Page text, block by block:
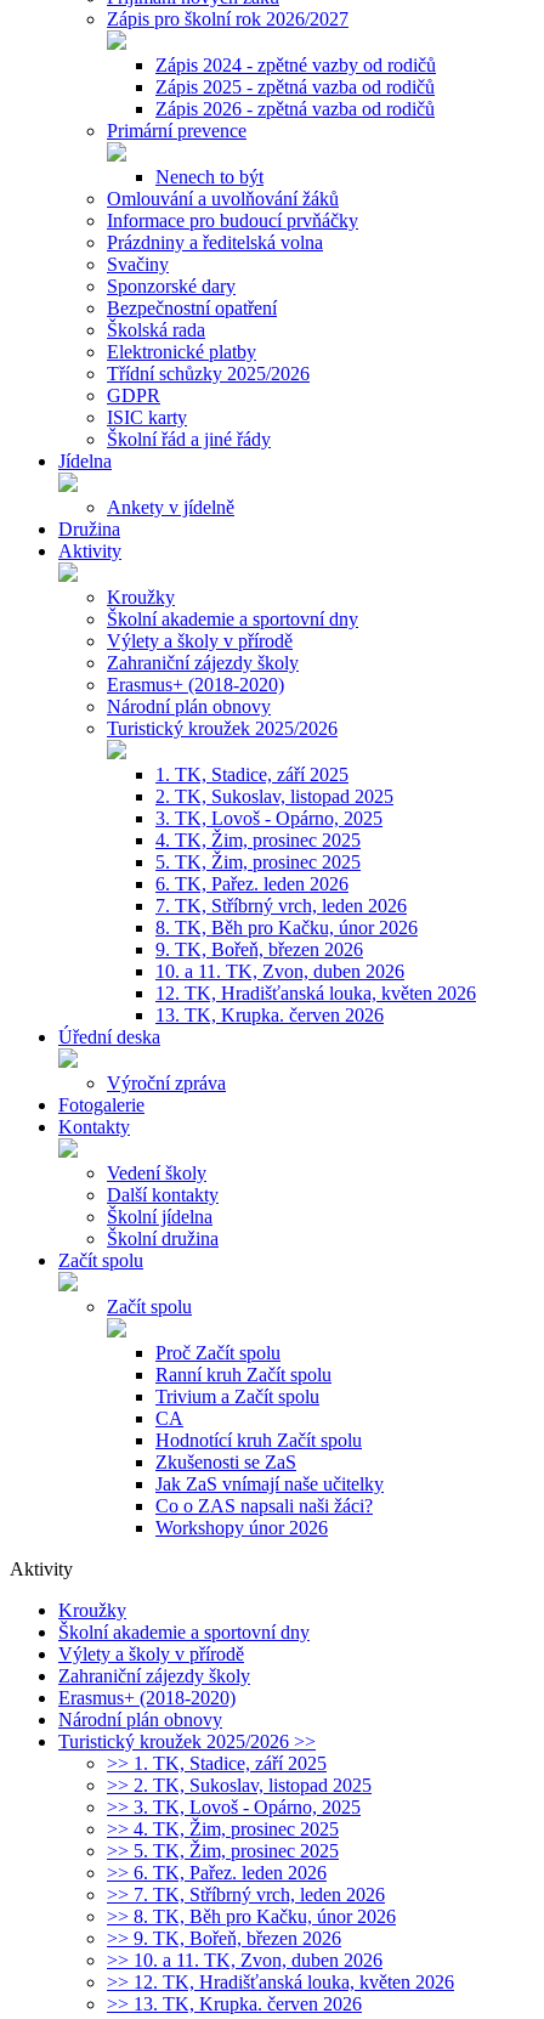
Zápis pro školní rok 2026/2027
Zápis 2024 - zpětné vazby od rodičů
Zápis 2025 - zpětná vazba od rodičů
Zápis 2026 - zpětná vazba od rodičů
Primární prevence
Nenech to být
Omlouvání a uvolňování žáků
Informace pro budoucí prvňáčky
Prázdniny a ředitelská volna
Svačiny
Sponzorské dary
Bezpečnostní opatření
Školská rada
Elektronické platby
Třídní schůzky 2025/2026
GDPR
ISIC karty
Školní řád a jiné řády
Jídelna
Ankety v jídelně
Družina
Aktivity
Kroužky
Školní akademie a sportovní dny
Výlety a školy v přírodě
Zahraniční zájezdy školy
Erasmus+ (2018-2020)
Národní plán obnovy
Turistický kroužek 2025/2026
1. TK, Stadice, září 2025
2. TK, Sukoslav, listopad 2025
3. TK, Lovoš - Opárno, 2025
4. TK, Žim, prosinec 2025
5. TK, Žim, prosinec 2025
6. TK, Pařez. leden 2026
7. TK, Stříbrný vrch, leden 2026
8. TK, Běh pro Kačku, únor 2026
9. TK, Bořeň, březen 2026
10. a 11. TK, Zvon, duben 2026
12. TK, Hradišťanská louka, květen 2026
13. TK, Krupka. červen 2026
Úřední deska
Výroční zpráva
Fotogalerie
Kontakty
Vedení školy
Další kontakty
Školní jídelna
Školní družina
Začít spolu
Začít spolu
Proč Začít spolu
Ranní kruh Začít spolu
Trivium a Začít spolu
CA
Hodnotící kruh Začít spolu
Zkušenosti se ZaS
Jak ZaS vnímají naše učitelky
Co o ZAS napsali naši žáci?
Workshopy únor 2026
Aktivity
Kroužky
Školní akademie a sportovní dny
Výlety a školy v přírodě
Zahraniční zájezdy školy
Erasmus+ (2018-2020)
Národní plán obnovy
Turistický kroužek 2025/2026 >>
>> 1. TK, Stadice, září 2025
>> 2. TK, Sukoslav, listopad 2025
>> 3. TK, Lovoš - Opárno, 2025
>> 4. TK, Žim, prosinec 2025
>> 5. TK, Žim, prosinec 2025
>> 6. TK, Pařez. leden 2026
>> 7. TK, Stříbrný vrch, leden 2026
>> 8. TK, Běh pro Kačku, únor 2026
>> 9. TK, Bořeň, březen 2026
>> 10. a 11. TK, Zvon, duben 2026
>> 12. TK, Hradišťanská louka, květen 2026
>> 13. TK, Krupka. červen 2026